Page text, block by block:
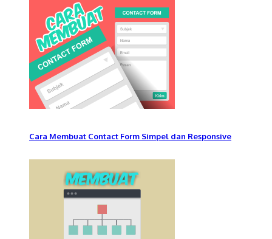
Cara Membuat Contact Form Simpel dan Responsive